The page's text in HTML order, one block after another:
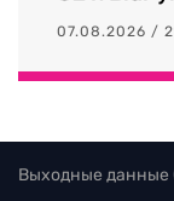
07.08.2026 /
Выходные данные